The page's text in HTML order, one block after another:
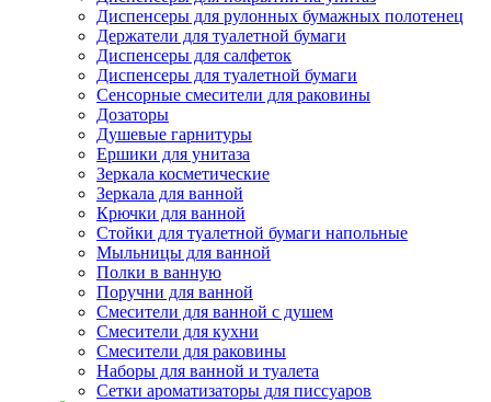
Диспенсеры для рулонных бумажных полотенец
Держатели для туалетной бумаги
Диспенсеры для салфеток
Диспенсеры для туалетной бумаги
Сенсорные смесители для раковины
Дозаторы
Душевые гарнитуры
Ершики для унитаза
Зеркала косметические
Зеркала для ванной
Крючки для ванной
Стойки для туалетной бумаги напольные
Мыльницы для ванной
Полки в ванную
Поручни для ванной
Смесители для ванной с душем
Смесители для кухни
Смесители для раковины
Наборы для ванной и туалета
Сетки ароматизаторы для писсуаров